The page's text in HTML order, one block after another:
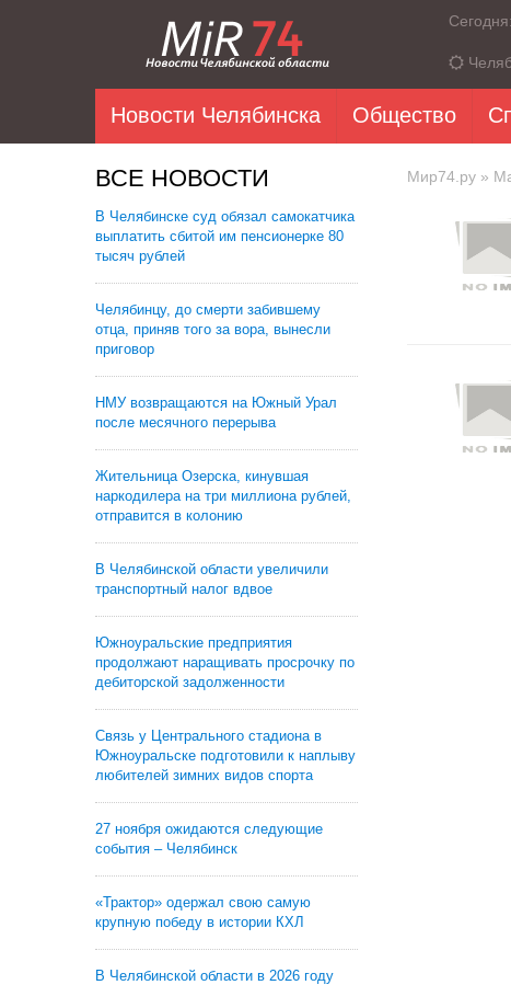
Сегодня:
Новости Челябинска Общество
ВСЕ НОВОСТИ
В Челябинске суд обязал самокатчика
выплатить сбитой им пенсионерке 80
тысяч рублей
Челябинцу, до смерти забившему
отца, приняв того за вора, вынесли
приговор
НМУ возвращаются на Южный Урал
после месячного перерыва
Жительница Озерска, кинувшая
наркодилера на три миллиона рублей,
отправится в колонию
В Челябинской области увеличили
транспортный налог вдвое
Южноуральские предприятия
продолжают наращивать просрочку по
дебиторской задолженности
Связь у Центрального стадиона в
Южноуральске подготовили к наплыву
любителей зимних видов спорта
27 ноября ожидаются следующие
события – Челябинск
«Трактор» одержал свою самую
крупную победу в истории КХЛ
В Челябинской области в 2026 году
Мир74.ру »